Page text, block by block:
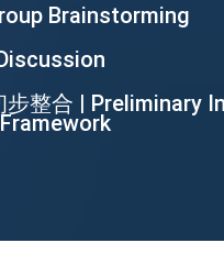
Brainstorming
步整合 | Preliminary